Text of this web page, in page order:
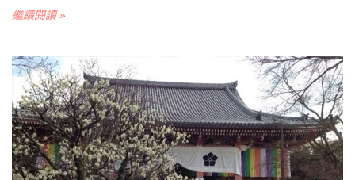
繼續閱讀 »